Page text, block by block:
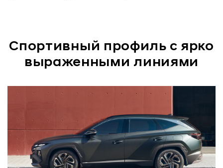
Спортивный профиль с ярко
выраженными линиями